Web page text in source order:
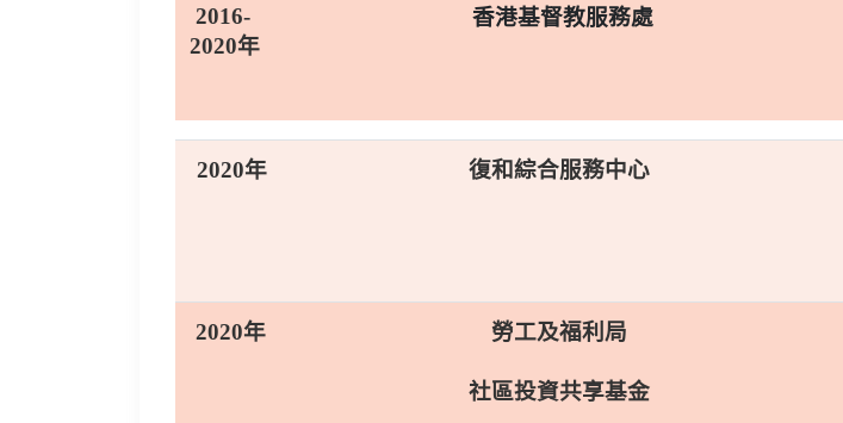
2016-
2020年
香港基督教服務處
2020年 復和綜合服務中心
2020年 勞工及福利局
社區投資共享基金